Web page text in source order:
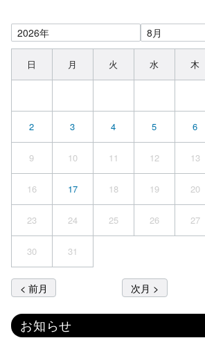
日 月 火 水 木
2 3 4 5 6
9 10 11 12 13
16 17 18 19 20
23 24 25 26 27
30 31
< 前月 次月 >
お知らせ